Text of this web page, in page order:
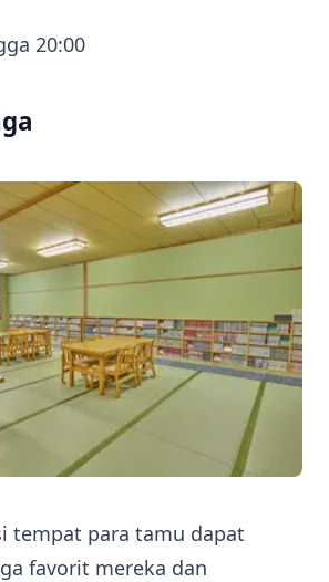
20:00
tempat para tamu dapat
favorit mereka dan